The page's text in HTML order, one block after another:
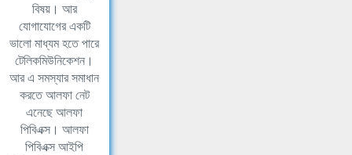
বিষয়। আর
যোগাযোগের একটি
ভালো মাধ্যম হতে পারে
টেলিকমিউনিকেশন।
আর এ সমস্যার সমাধান
করতে আলফা নেট
এনেছে আলফা
পিবিএক্স। আলফা
পিবিএক্স আইপি